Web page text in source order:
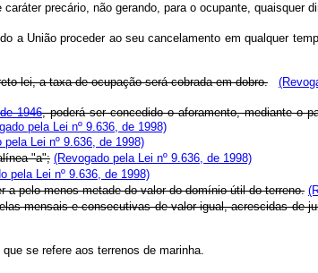
precário, não gerando, para o ocupante, quaisquer
a União proceder ao seu cancelamento em qualquer
lei, a taxa de ocupação será cobrada em dobro.
1946, poderá ser concedido o aforamento, mediante o
pela Lei nº 9.636, de 1998)
pela Lei nº 9.636, de 1998)
"a"; (Revogado pela Lei nº 9.636, de 1998)
pela Lei nº 9.636, de 1998)
a pelo menos metade do valor do domínio útil do terreno.
mensais e consecutivas de valor igual, acrescidas de
que se refere aos terrenos de marinha.